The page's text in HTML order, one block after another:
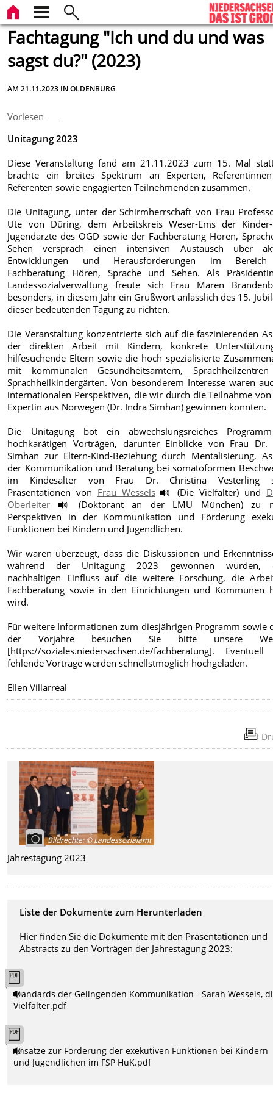
Fachtagung "Ich und du und was
sagst du?" (2023)
AM 21.11.2023 IN OLDENBURG
Vorlesen
Unitagung 2023
Diese Veranstaltung fand am 21.11.2023 zum 15. Mal
brachte ein breites Spektrum an Experten,
Referenten sowie engagierten Teilnehmenden zusammen.
Die Unitagung, unter der Schirmherrschaft von Frau
Ute von Düring, dem Arbeitskreis Weser-Ems der
Jugendärzte des ÖGD sowie der Fachberatung Hören,
Sehen versprach einen intensiven Austausch über
Entwicklungen und Herausforderungen im
Fachberatung Hören, Sprache und Sehen. Als
Landessozialverwaltung freute sich Frau Maren
besonders, in diesem Jahr ein Grußwort anlässlich des 15.
dieser bedeutenden Tagung zu richten.
Die Veranstaltung konzentrierte sich auf die faszinierenden
der direkten Arbeit mit Kindern, konkrete
hilfesuchende Eltern sowie die hoch spezialisierte
mit kommunalen Gesundheitsämtern,
Sprachheilkindergärten. Von besonderem Interesse waren
internationalen Perspektiven, die wir durch die Teilnahme
Expertin aus Norwegen (Dr. Indra Simhan) gewinnen konnten.
Die Unitagung bot ein abwechslungsreiches
hochkarätigen Vorträgen, darunter Einblicke von Frau Dr.
Simhan zur Eltern-Kind-Beziehung durch Mentalisierung,
der Kommunikation und Beratung bei somatoformen
im Kindesalter von Frau Dr. Christina Vesterling
Präsentationen von Frau Wessels (Die Vielfalter) und
Oberleiter
(Doktorant an der LMU München) zu
Perspektiven in der Kommunikation und Förderung
Funktionen bei Kindern und Jugendlichen.
Wir waren überzeugt, dass die Diskussionen und
während der Unitagung 2023 gewonnen wurden,
nachhaltigen Einfluss auf die weitere Forschung, die
Fachberatung sowie in den Einrichtungen und Kommunen
wird.
Für weitere Informationen zum diesjährigen Programm sowie
der Vorjahre besuchen Sie bitte unsere
[https://soziales.niedersachsen.de/fachberatung].
fehlende Vorträge werden schnellstmöglich hochgeladen.
Ellen Villarreal
Bildrechte:© Landessozialamt
Jahrestagung 2023
Liste der Dokumente zum Herunterladen
Hier finden Sie die Dokumente mit den Präsentationen und
Abstracts zu den Vorträgen der Jahrestagung 2023:
Standards der Gelingenden Kommunikation - Sarah Wessels,
Vielfalter.pdf
Ansätze zur Förderung der exekutiven Funktionen bei Kindern
und Jugendlichen im FSP HuK.pdf